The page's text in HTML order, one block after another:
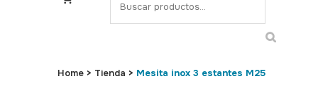
e
Home > Tienda > Mesita inox 3 estantes M25